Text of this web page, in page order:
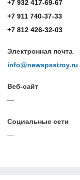
+7 932 417-69-67
+7 911 740-37-33
+7 812 426-32-03
Электронная почта
info@newspsstroy.ru
Веб-сайт
—
Cоциальные сети
—